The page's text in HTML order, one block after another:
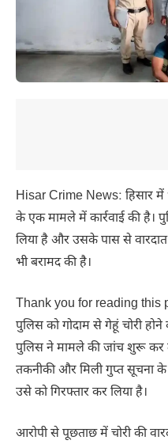
Hisar Crime News: हिसार में
के एक मामले में कार्रवाई की है।
लिया है और उसके पास से
भी बरामद की है।
Thank you for reading this
पुलिस को गोदाम से गेहूं चोरी
पुलिस ने मामले की जांच शुरू कर
तकनीकी और मिली गुप्त सूचना
उसे को गिरफ्तार कर लिया है।
आरोपी से पूछताछ में चोरी की